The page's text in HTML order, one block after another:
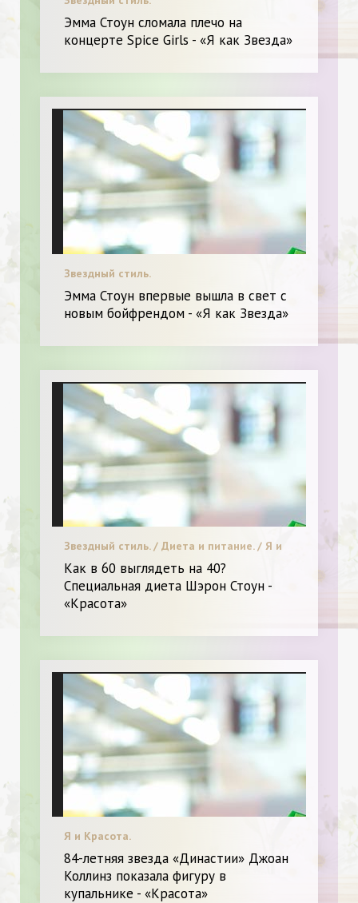
Эмма Стоун сломала плечо на
концерте Spice Girls - «Я как Звезда»
Звездный стиль.
Эмма Стоун впервые вышла в свет с
новым бойфрендом - «Я как Звезда»
Звездный стиль. / Диета и питание. / Я и
Красота.
Как в 60 выглядеть на 40?
Специальная диета Шэрон Стоун -
«Красота»
Я и Красота.
84-летняя звезда «Династии» Джоан
Коллинз показала фигуру в
купальнике - «Красота»